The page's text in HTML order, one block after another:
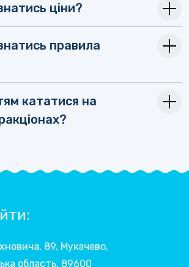
ціни?
правила
кататися на
89, Мукачево,
область, 89600